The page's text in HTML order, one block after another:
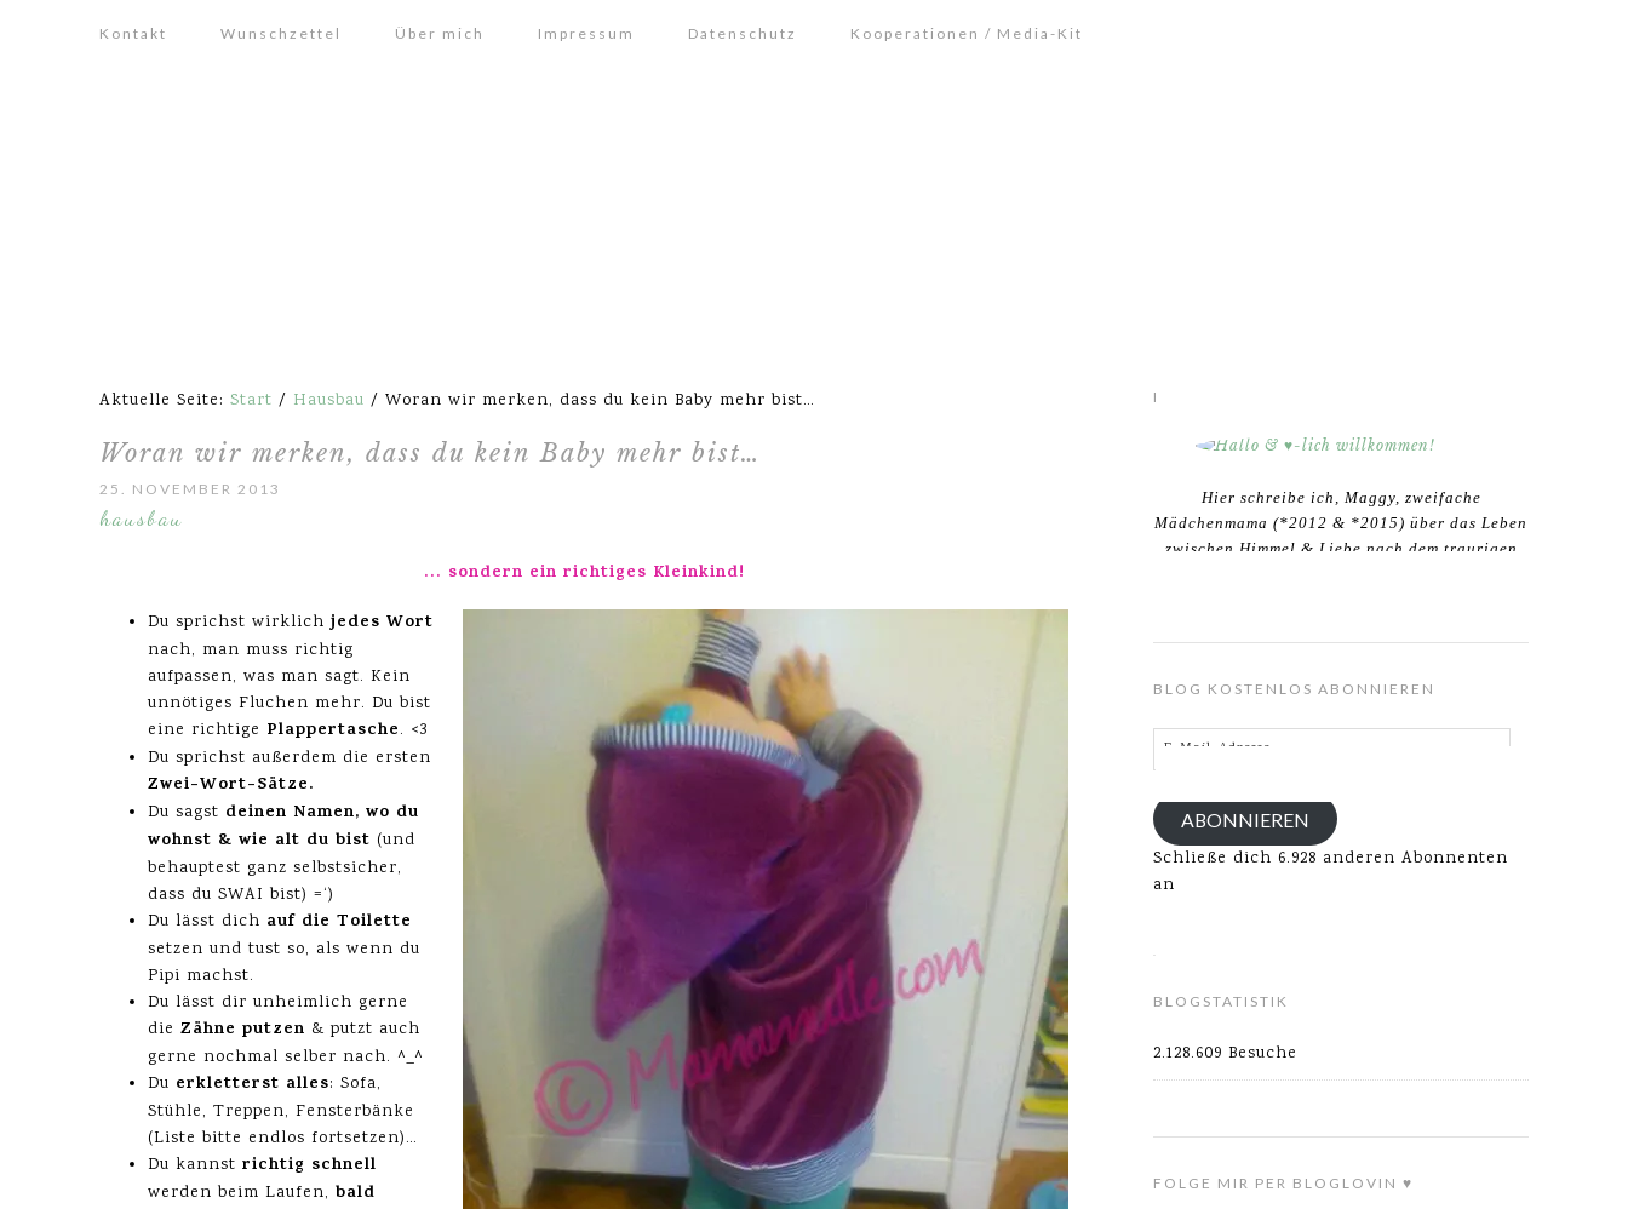
Kontakt Wunschzettel Über mich Impressum Datenschutz Kooperationen / Media-Kit
Aktuelle Seite: Start / Hausbau / Woran wir merken, dass du kein Baby mehr bist…
Woran wir merken, dass du kein Baby mehr bist…
25. NOVEMBER 2013
hausbau
… sondern ein richtiges Kleinkind!
Du sprichst wirklich jedes Wort
nach, man muss richtig
aufpassen, was man sagt. Kein
unnötiges Fluchen mehr. Du bist
eine richtige Plappertasche. <3
Du sprichst außerdem die ersten
Zwei-Wort-Sätze.
Du sagst deinen Namen, wo du
wohnst & wie alt du bist (und
behauptest ganz selbstsicher,
dass du SWAI bist) =‘)
Du lässt dich auf die Toilette
setzen und tust so, als wenn du
Pipi machst.
Du lässt dir unheimlich gerne
die Zähne putzen & putzt auch
gerne nochmal selber nach. ^_^
Du erkletterst alles: Sofa,
Stühle, Treppen, Fensterbänke
(Liste bitte endlos fortsetzen)…
Du kannst richtig schnell
werden beim Laufen, bald
HALLO & ♥-LICH WILLKOMMEN!
Hier schreibe ich, Maggy, zweifache
Mädchenmama (*2012 & *2015) über das Leben
zwischen Himmel & Liebe nach dem traurigen
BLOG KOSTENLOS ABONNIEREN
E-
Mail-
ABONNIEREN
Schließe dich 6.928 anderen Abonnenten
an
BLOGSTATISTIK
2.128.609 Besuche
FOLGE MIR PER BLOGLOVIN ♥